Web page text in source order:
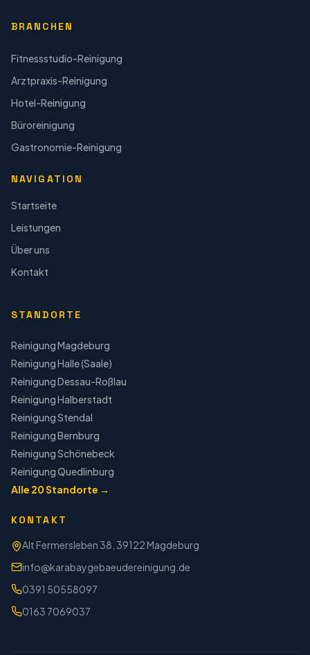
BRANCHEN
Fitnessstudio-Reinigung
Arztpraxis-Reinigung
Hotel-Reinigung
Büroreinigung
Gastronomie-Reinigung
NAVIGATION
Startseite
Leistungen
Über uns
Kontakt
STANDORTE
ReinigungMagdeburg
ReinigungHalle (Saale)
ReinigungDessau-Roßlau
ReinigungHalberstadt
ReinigungStendal
ReinigungBernburg
ReinigungSchönebeck
ReinigungQuedlinburg
Alle 20Standorte →
KONTAKT
Alt Fermersleben 38, 39122 Magdeburg
info@karabaygebaeudereinigung.de
0391 50558097
0163 7069037